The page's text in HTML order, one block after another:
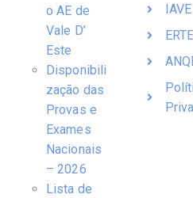
o AE de
Vale D’
Este
Disponibili
zação das
Provas e
Exames
Nacionais
– 2026
Lista de
IAVE
ERTE